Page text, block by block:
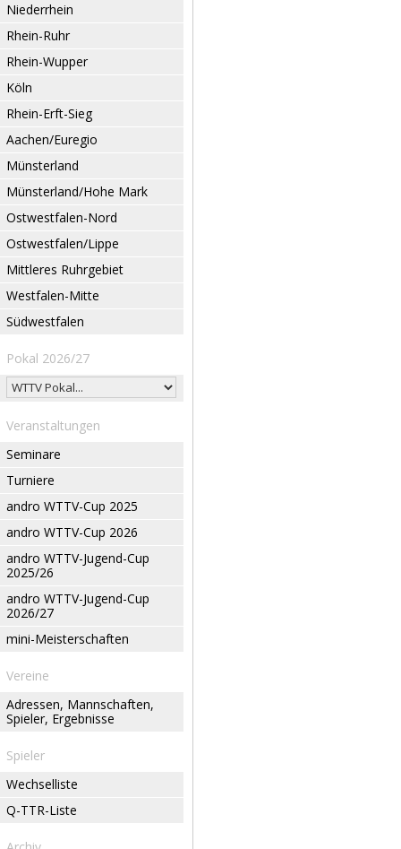
Niederrhein
Rhein-Ruhr
Rhein-Wupper
Köln
Rhein-Erft-Sieg
Aachen/Euregio
Münsterland
Münsterland/Hohe Mark
Ostwestfalen-Nord
Ostwestfalen/Lippe
Mittleres Ruhrgebiet
Westfalen-Mitte
Südwestfalen
Pokal 2026/27
Veranstaltungen
Seminare
Turniere
andro WTTV-Cup 2025
andro WTTV-Cup 2026
andro WTTV-Jugend-Cup
2025/26
andro WTTV-Jugend-Cup
2026/27
mini-Meisterschaften
Vereine
Adressen, Mannschaften,
Spieler, Ergebnisse
Spieler
Wechselliste
Q-TTR-Liste